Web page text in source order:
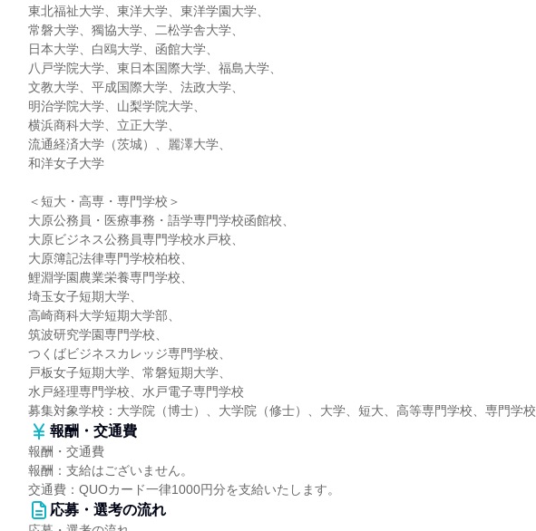
東北福祉大学、東洋大学、東洋学園大学、
常磐大学、獨協大学、二松学舎大学、
日本大学、白鴎大学、函館大学、
八戸学院大学、東日本国際大学、福島大学、
文教大学、平成国際大学、法政大学、
明治学院大学、山梨学院大学、
横浜商科大学、立正大学、
流通経済大学（茨城）、麗澤大学、
和洋女子大学
＜短大・高専・専門学校＞
大原公務員・医療事務・語学専門学校函館校、
大原ビジネス公務員専門学校水戸校、
大原簿記法律専門学校柏校、
鯉淵学園農業栄養専門学校、
埼玉女子短期大学、
高崎商科大学短期大学部、
筑波研究学園専門学校、
つくばビジネスカレッジ専門学校、
戸板女子短期大学、常磐短期大学、
水戸経理専門学校、水戸電子専門学校
募集対象学校：大学院（博士）、大学院（修士）、大学、短大、高等専門学校、専門学校
報酬・交通費
報酬・交通費
報酬：支給はございません。
交通費：QUOカード一律1000円分を支給いたします。
応募・選考の流れ